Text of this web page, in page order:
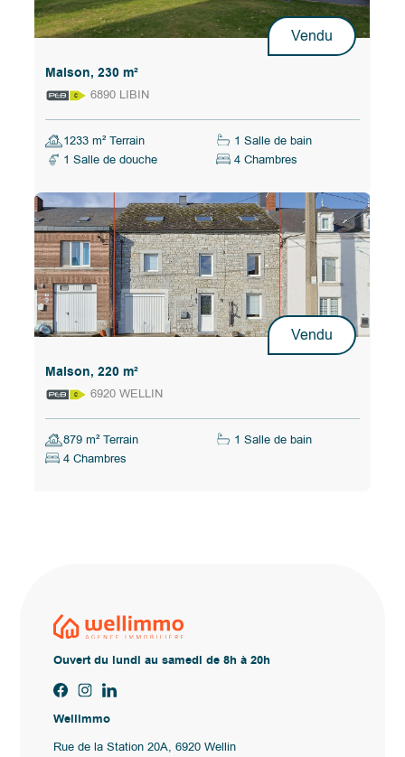
Vendu
Maison, 230 m²
6890 LIBIN
1233 m² Terrain
1 Salle de bain
1 Salle de douche
4 Chambres
Vendu
Maison, 220 m²
6920 WELLIN
879 m² Terrain
1 Salle de bain
4 Chambres
Ouvert du lundi au samedi de 8h à 20h
Wellimmo
Rue de la Station 20A, 6920 Wellin